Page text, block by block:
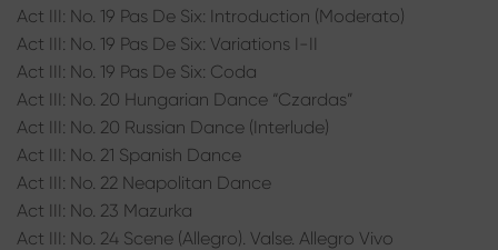
Act III: No. 19 Pas De Six: Introduction (Moderato)
Act III: No. 19 Pas De Six: Variations I-II
Act III: No. 19 Pas De Six: Coda
Act III: No. 20 Hungarian Dance “Czardas”
Act III: No. 20 Russian Dance (Interlude)
Act III: No. 21 Spanish Dance
Act III: No. 22 Neapolitan Dance
Act III: No. 23 Mazurka
Act III: No. 24 Scene (Allegro). Valse. Allegro Vivo